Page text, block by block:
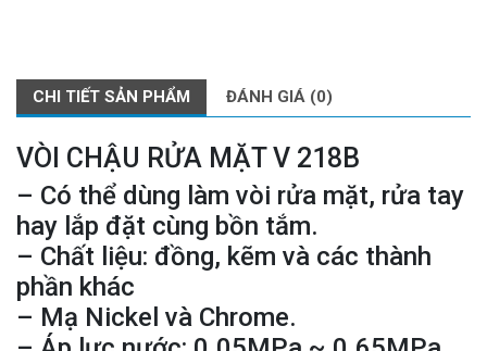
CHI TIẾT SẢN PHẨM ĐÁNH GIÁ (0)
VÒI CHẬU RỬA MẶT V 218B
– Có thể dùng làm vòi rửa mặt, rửa tay
hay lắp đặt cùng bồn tắm.
– Chất liệu: đồng, kẽm và các thành
phần khác
– Mạ Nickel và Chrome.